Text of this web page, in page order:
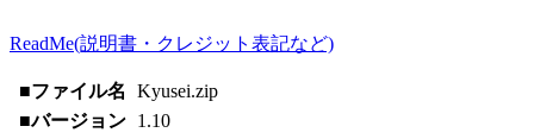
ReadMe(説明書・クレジット表記など)
■ファイル名
Kyusei.zip
■バージョン 1.10